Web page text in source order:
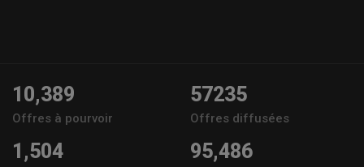
10,389
Offres à pourvoir
57235
Offres diffusées
1,504 95,486